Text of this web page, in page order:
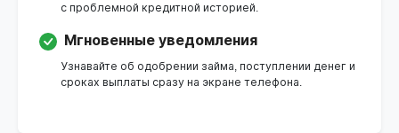
с проблемной кредитной историей.
Мгновенные уведомления
Узнавайте об одобрении займа, поступлении денег и
сроках выплаты сразу на экране телефона.